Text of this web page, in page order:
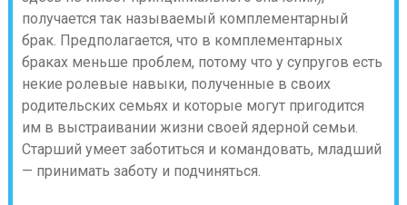
получается так называемый комплементарный
брак. Предполагается, что в комплементарных
браках меньше проблем, потому что у супругов есть
некие ролевые навыки, полученные в своих
родительских семьях и которые могут пригодится
им в выстраивании жизни своей ядерной семьи.
Старший умеет заботиться и командовать, младший
— принимать заботу и подчиняться.